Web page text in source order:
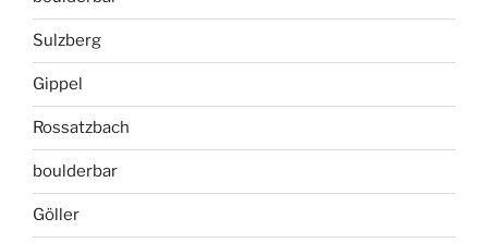
Sulzberg
Gippel
Rossatzbach
boulderbar
Göller